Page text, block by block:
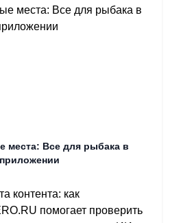
места: Все для рыбака в